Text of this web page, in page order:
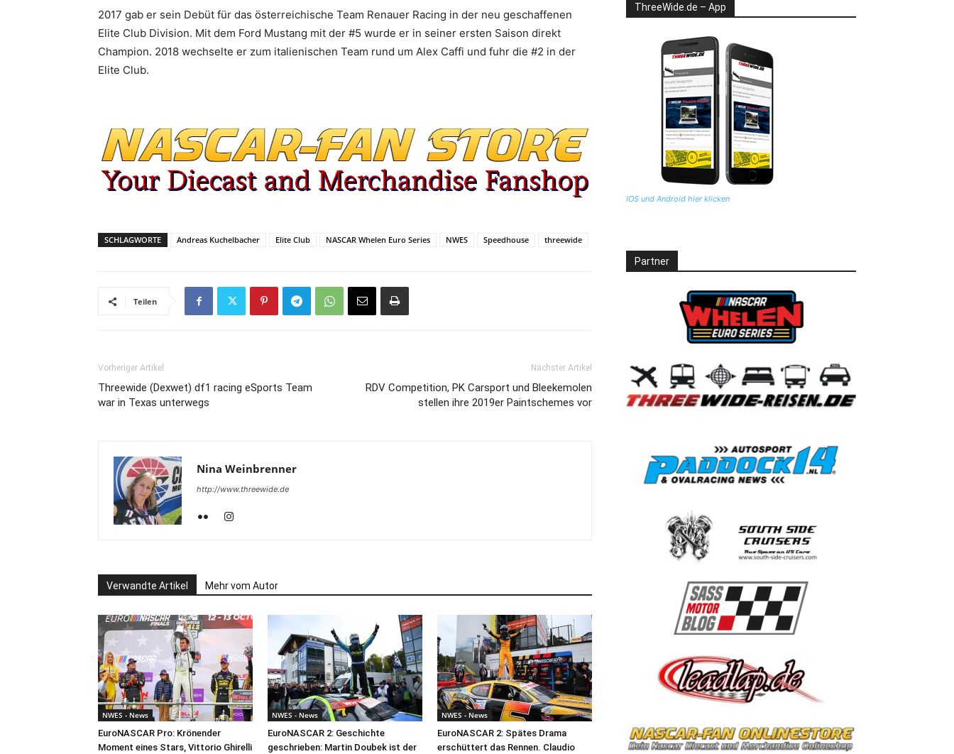
2017 gab er sein Debüt für das österreichische Team Renauer Racing in der neu geschaffenen
Elite Club Division. Mit dem Ford Mustang mit der #5 wurde er in seiner ersten Saison direkt
Champion. 2018 wechselte er zum italienischen Team rund um Alex Caffi und fuhr die #2 in der
Elite Club.
SCHLAGWORTE Andreas Kuchelbacher Elite Club NASCAR Whelen Euro Series NWES Speedhouse threewide
Teilen
Vorheriger Artikel
Threewide (Dexwet) df1 racing eSports Team
war in Texas unterwegs
Nächster Artikel
RDV Competition, PK Carsport und Bleekemolen
stellen ihre 2019er Paintschemes vor
Nina Weinbrenner
http://www.threewide.de
Verwandte Artikel Mehr vom Autor
NWES - News
EuroNASCAR Pro: Krönender
Moment eines Stars, Vittorio Ghirelli
NWES - News
EuroNASCAR 2: Geschichte
geschrieben: Martin Doubek ist der
NWES - News
EuroNASCAR 2: Spätes Drama
erschüttert das Rennen. Claudio
ThreeWide.de – App
IOS und Android hier klicken
Partner